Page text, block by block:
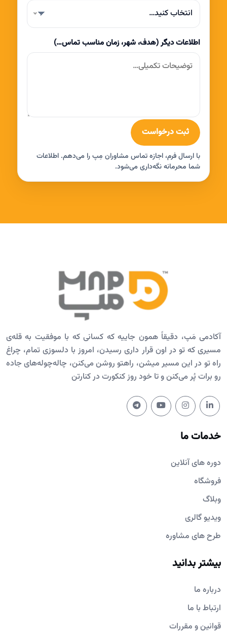
انتخاب کنید…
اطلاعات دیگر (هدف، شهر، زمان مناسب تماس…)
ثبت درخواست
با ارسال فرم، اجازه تماس مشاوران مِپ را می‌دهم. اطلاعات
شما محرمانه نگه‌داری می‌شود.
آکادمی مَپ، دقیقاً همون جاییه که کسانی که با موفقیت به قله‌ی
مسیری که تو در اون قرار داری رسیدن، امروز با دلسوزی تمام، چراغ
راه تو در این مسیر میشن، راهتو روشن می‌کنن، چاله‌چوله‌های جاده
رو برات پُر می‌کنن و تا خود روز کنکورت در کنارتن
خدمات ما
دوره های آنلاین
فروشگاه
وبلاگ
ویدیو گالری
طرح های مشاوره
بیشتر بدانید
درباره ما
ارتباط با ما
قوانین و مقررات